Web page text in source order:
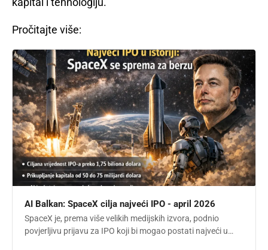
Pročitajte više:
AI Balkan: SpaceX cilja najveći IPO - april 2026
SpaceX je, prema više velikih medijskih izvora, podnio
povjerljivu prijavu za IPO koji bi mogao postati najveći u